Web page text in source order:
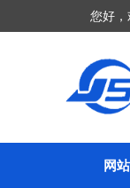
您好
网